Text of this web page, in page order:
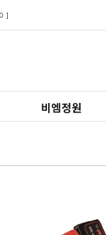
0 ]
비엠정원